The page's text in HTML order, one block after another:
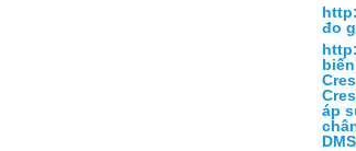
đo
áp